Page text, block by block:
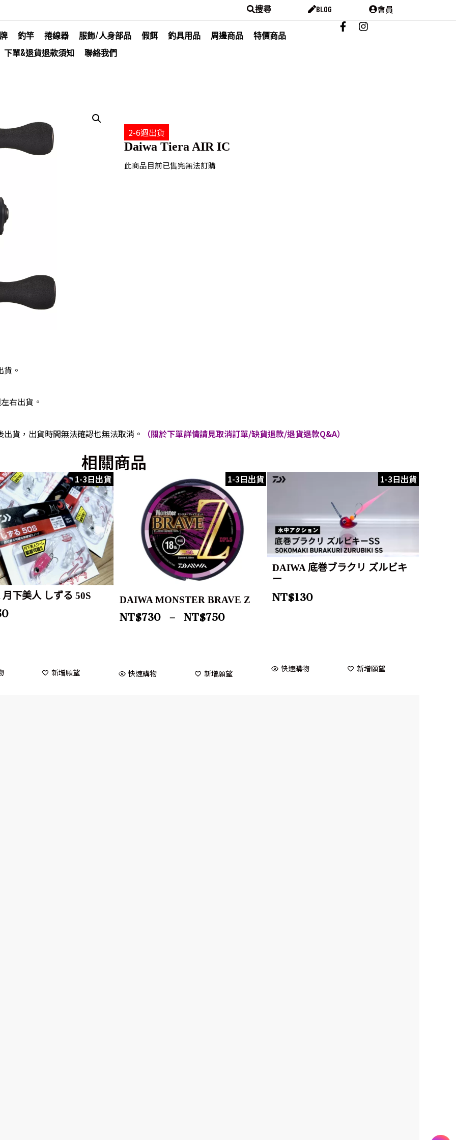
搜尋 BLOG 會員
釣竿 捲線器 服飾/人身部品 假餌 釣具用品 周邊商品
特價商品
下單&退貨退款須知
聯絡我們
2-6週出貨
Daiwa Tiera AIR IC
此商品目前已售完無法訂購
。
右出貨。
貨，出貨時間無法確認也無法取消。 （關於下單詳情請見取消訂單/缺貨退款/退貨退款Q&A）
相關商品
1-3日出貨
下美人 しずる 50S
新增願望
1-3日出貨
DAIWA MONSTER BRAVE Z
NT$730 – NT$750
快速購物 新增願望
1-3日出貨
DAIWA 底巻ブラクリ ズルビキ
ー
NT$130
快速購物 新增願望